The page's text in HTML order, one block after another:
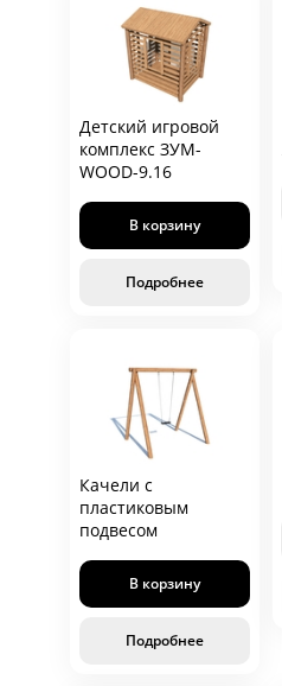
Детский игровой
комплекс ЗУМ-
WOOD-9.16
В корзину
Подробнее
Качели с
пластиковым
подвесом
В корзину
Подробнее